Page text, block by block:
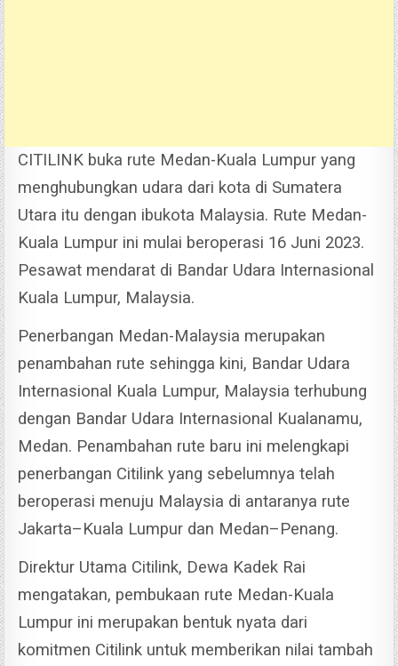
CITILINK buka rute Medan-Kuala Lumpur yang
menghubungkan udara dari kota di Sumatera
Utara itu dengan ibukota Malaysia. Rute Medan-
Kuala Lumpur ini mulai beroperasi 16 Juni 2023.
Pesawat mendarat di Bandar Udara Internasional
Kuala Lumpur, Malaysia.
Penerbangan Medan-Malaysia merupakan
penambahan rute sehingga kini, Bandar Udara
Internasional Kuala Lumpur, Malaysia terhubung
dengan Bandar Udara Internasional Kualanamu,
Medan. Penambahan rute baru ini melengkapi
penerbangan Citilink yang sebelumnya telah
beroperasi menuju Malaysia di antaranya rute
Jakarta–Kuala Lumpur dan Medan–Penang.
Direktur Utama Citilink, Dewa Kadek Rai
mengatakan, pembukaan rute Medan-Kuala
Lumpur ini merupakan bentuk nyata dari
komitmen Citilink untuk memberikan nilai tambah